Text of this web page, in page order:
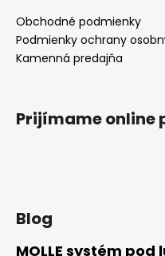
Obchodné podmienky
Podmienky ochrany
Kamenná predajňa
Prijímame online
Blog
MOLLE systém